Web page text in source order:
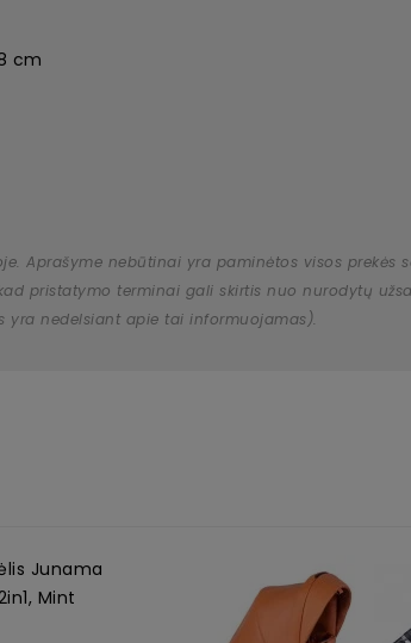
cm
Aprašyme nebūtinai yra paminėtos visos prekės
pristatymo terminai gali skirtis nuo nurodytų
yra nedelsiant apie tai informuojamas).